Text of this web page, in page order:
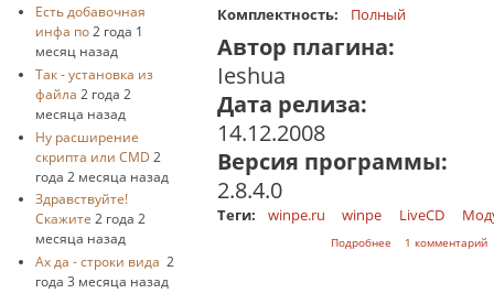
Есть добавочная
инфа по 2 года 1
месяц назад
Так - установка из
файла 2 года 2
месяца назад
Ну расширение
скрипта или CMD 2
года 2 месяца назад
Здравствуйте!
Скажите 2 года 2
месяца назад
Ах да - строки вида 2
года 3 месяца назад
Комплектность:
Полный
Автор плагина:
Ieshua
Дата релиза:
14.12.2008
Версия программы:
2.8.4.0
Теги: winpe.ru winpe LiveCD
Подробнее о KillCopy
1 комментарий